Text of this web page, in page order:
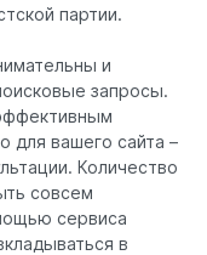
партии.
и
запросы.
для вашего сайта –
Количество
совсем
сервиса
в